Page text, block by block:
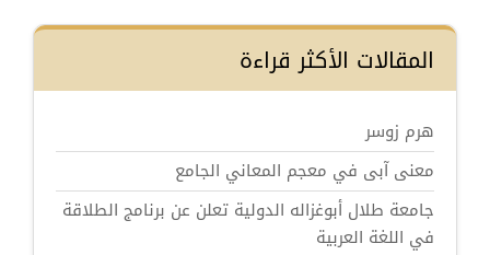
المقالات الأكثر قراءة
هرم زوسر
معنى آبى في معجم المعاني الجامع
جامعة طلال أبوغزاله الدولية تعلن عن برنامج الطلاقة
في اللغة العربية